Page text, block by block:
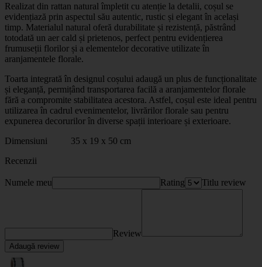
Realizat din rattan natural împletit cu atenție la detalii, coșul se
evidențiază prin aspectul său autentic, rustic și elegant în același
timp. Materialul natural oferă durabilitate și rezistență, păstrând
totodată un aer cald și prietenos, perfect pentru evidențierea
frumuseții florilor și a elementelor decorative utilizate în
aranjamentele florale.
Toarta integrată în designul coșului adaugă un plus de funcționalitate
și eleganță, permițând transportarea facilă a aranjamentelor florale
fără a compromite stabilitatea acestora. Astfel, coșul este ideal pentru
utilizarea în cadrul evenimentelor, livrărilor florale sau pentru
expunerea decorurilor în diverse spații interioare și exterioare.
Dimensiuni 35 x 19 x 50 cm
Recenzii
Numele meu Rating Titlu review
Review
Adaugă review